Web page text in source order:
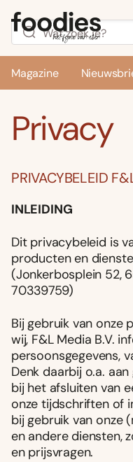
Magazine
Privacy
PRIVACYBELEID
INLEIDING
Dit privacybeleid is
producten en
(Jonkerbosplein 52,
70339759)
Bij gebruik van onze
wij, F&L Media B.V.
persoonsgegevens,
Denk daarbij o.a.
bij het afsluiten van
onze tijdschriften of
bij gebruik van onze
en andere diensten,
en prijsvragen.